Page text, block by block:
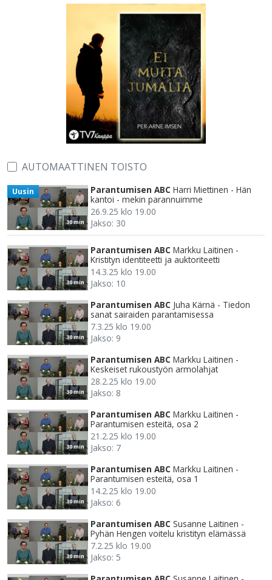
AUTOMAATTINEN TOISTO
30 min
Uusin Parantumisen ABC Harri Miettinen - Hän
kantoi - mekin parannuimme
26.9.25 klo 19.00
Jakso: 30
30 min
Parantumisen ABC Markku Laitinen -
Kristityn identiteetti ja auktoriteetti
14.3.25 klo 19.00
Jakso: 10
30 min
Parantumisen ABC Juha Kärnä - Tiedon
sanat sairaiden parantamisessa
7.3.25 klo 19.00
Jakso: 9
30 min
Parantumisen ABC Markku Laitinen -
Keskeiset rukoustyön armolahjat
28.2.25 klo 19.00
Jakso: 8
30 min
Parantumisen ABC Markku Laitinen -
Parantumisen esteitä, osa 2
21.2.25 klo 19.00
Jakso: 7
30 min
Parantumisen ABC Markku Laitinen -
Parantumisen esteitä, osa 1
14.2.25 klo 19.00
Jakso: 6
30 min
Parantumisen ABC Susanne Laitinen -
Pyhän Hengen voitelu kristityn elämässä
7.2.25 klo 19.00
Jakso: 5